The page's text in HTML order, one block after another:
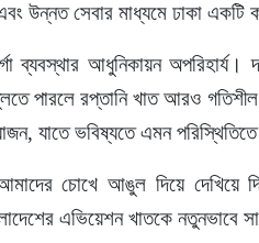
উন্নত সেবার মাধ্যমে ঢাকা একটি
ব্যবস্থার আধুনিকায়ন অপরিহার্য।
পারলে রপ্তানি খাত আরও
যাতে ভবিষ্যতে এমন
চোখে আঙুল দিয়ে দেখিয়ে
এভিয়েশন খাতকে নতুনভাবে